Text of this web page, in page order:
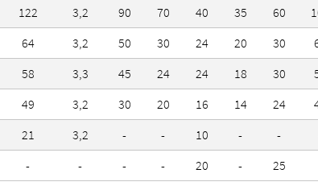
122 3,2 90 70 40 35 60
64 3,2 50 30 24 20 30
58 3,3 45 24 24 18 30
49 3,2 30 20 16 14 24
21 3,2 - - 10 - -
- - - - 20 - 25